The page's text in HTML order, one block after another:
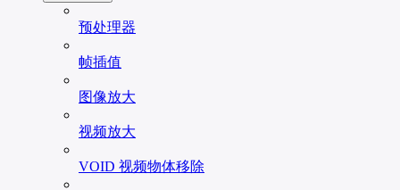
预处理器
帧插值
图像放大
视频放大
VOID 视频物体移除